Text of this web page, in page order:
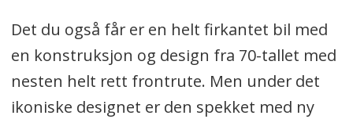
Det du også får er en helt firkantet bil med
en konstruksjon og design fra 70-tallet med
nesten helt rett frontrute. Men under det
ikoniske designet er den spekket med ny